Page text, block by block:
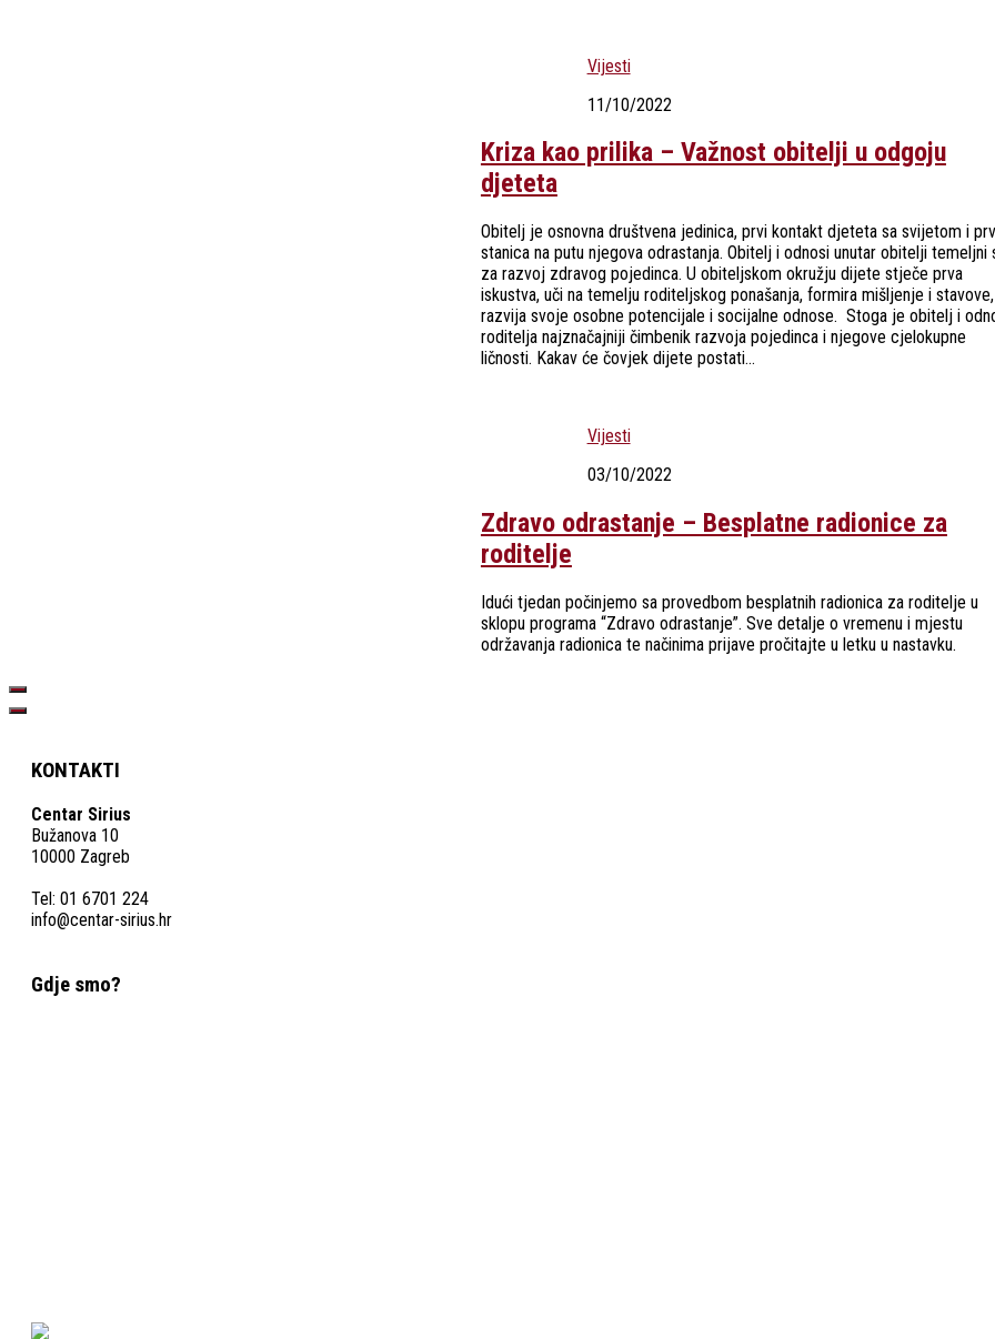
Vijesti
11/10/2022
Kriza kao prilika – Važnost obitelji u odgoju
djeteta
Obitelj je osnovna društvena jedinica, prvi kontakt djeteta sa svijetom i
stanica na putu njegova odrastanja. Obitelj i odnosi unutar obitelji temeljni
za razvoj zdravog pojedinca. U obiteljskom okružju dijete stječe prva
iskustva, uči na temelju roditeljskog ponašanja, formira mišljenje i stavove,
razvija svoje osobne potencijale i socijalne odnose. Stoga je obitelj i
roditelja najznačajniji čimbenik razvoja pojedinca i njegove cjelokupne
ličnosti. Kakav će čovjek dijete postati...
Vijesti
03/10/2022
Zdravo odrastanje – Besplatne radionice za
roditelje
Idući tjedan počinjemo sa provedbom besplatnih radionica za roditelje u
sklopu programa “Zdravo odrastanje”. Sve detalje o vremenu i mjestu
održavanja radionica te načinima prijave pročitajte u letku u nastavku.
KONTAKTI
Centar Sirius
Bužanova 10
10000 Zagreb
Tel: 01 6701 224
info@centar-sirius.hr
Gdje smo?